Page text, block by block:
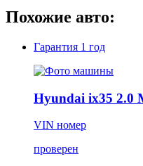
Похожие авто:
Гарантия 1 год
Hyundai ix35 2.0
VIN номер
проверен